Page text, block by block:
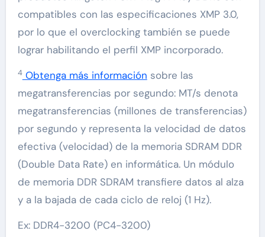
compatibles con las especificaciones XMP 3.0,
por lo que el overclocking también se puede
lograr habilitando el perfil XMP incorporado.
4Obtenga más información sobre las
megatransferencias por segundo: MT/s denota
megatransferencias (millones de transferencias)
por segundo y representa la velocidad de datos
efectiva (velocidad) de la memoria SDRAM DDR
(Double Data Rate) en informática. Un módulo
de memoria DDR SDRAM transfiere datos al alza
y a la bajada de cada ciclo de reloj (1 Hz).
Ex: DDR4-3200 (PC4-3200)